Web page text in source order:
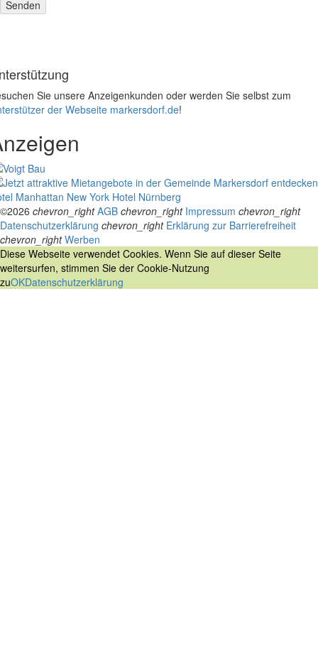
Sie unsere Anzeigenkunden oder werden Sie selbst zum
der Webseite markersdorf.de!
Manhattan New York Hotel Nürnberg
©2026 chevron_right AGB chevron_right Impressum chevron_right
Datenschutzerklärung chevron_right Erklärung zur Barrierefreiheit
chevron_right Werben
Diese Webseite verwendet Cookies. Wenn Sie auf dieser Seite
weitersurfen, stimmen Sie der Cookie-Nutzung
zuOKDatenschutzerklärung